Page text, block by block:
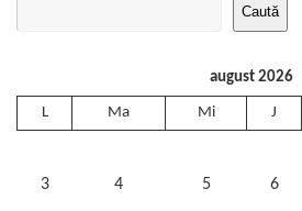
Caută
august 2026
L Ma Mi J
3 4 5 6